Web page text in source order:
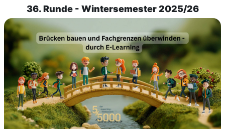
36. Runde - Wintersemester 2025/26